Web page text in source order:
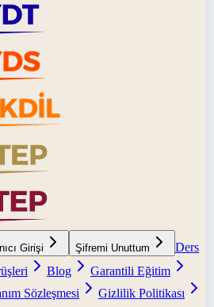
Girişi Şifremi Unuttum
Ders
Blog
Garantili Eğitim
Sözleşmesi
Gizlilik Politikası